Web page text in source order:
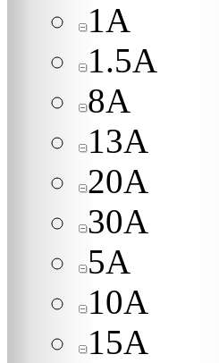
1A
1.5A
8A
13A
20A
30A
5A
10A
15A